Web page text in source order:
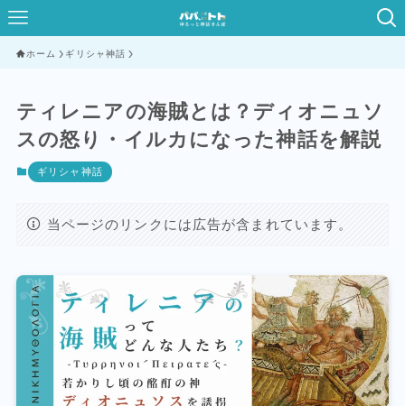
ホーム ギリシャ神話
ティレニアの海賊とは？ディオニュソ
スの怒り・イルカになった神話を解説
ギリシャ神話
当ページのリンクには広告が含まれています。